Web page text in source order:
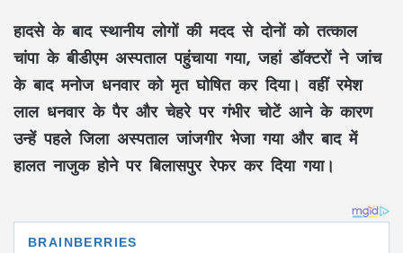
हादसे के बाद स्थानीय लोगों की मदद से दोनों को तत्काल
चांपा के बीडीएम अस्पताल पहुंचाया गया, जहां डॉक्टरों ने जांच
के बाद मनोज धनवार को मृत घोषित कर दिया। वहीं रमेश
लाल धनवार के पैर और चेहरे पर गंभीर चोटें आने के कारण
उन्हें पहले जिला अस्पताल जांजगीर भेजा गया और बाद में
हालत नाजुक होने पर बिलासपुर रेफर कर दिया गया।